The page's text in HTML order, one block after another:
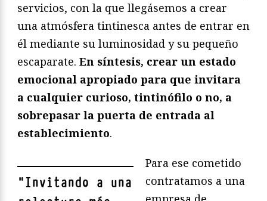
servicios, con la que llegásemos a crear
una atmósfera tintinesca antes de entrar en
él mediante su luminosidad y su pequeño
escaparate. En síntesis, crear un estado
emocional apropiado para que invitara
a cualquier curioso, tintinófilo o no, a
sobrepasar la puerta de entrada al
establecimiento.
"Invitando a una
Para ese cometido
contratamos a una